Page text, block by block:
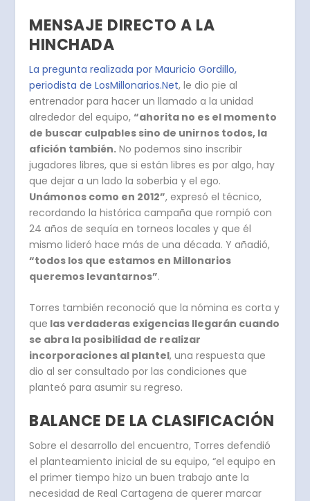
MENSAJE DIRECTO A LA
HINCHADA
La pregunta realizada por Mauricio Gordillo,
periodista de LosMillonarios.Net, le dio pie al
entrenador para hacer un llamado a la unidad
alrededor del equipo,“ahorita no es el momento
de buscar culpables sino de unirnos todos, la
afición también. No podemos sino inscribir
jugadores libres, que si están libres es por algo, hay
que dejar a un lado la soberbia y el ego.
Unámonos como en 2012”, expresó el técnico,
recordando la histórica campaña que rompió con
24 años de sequía en torneos locales y que él
mismo lideró hace más de una década. Y añadió,
“todos los que estamos en Millonarios
queremos levantarnos”.
Torres también reconoció que la nómina es corta y
que las verdaderas exigencias llegarán cuando
se abra la posibilidad de realizar
incorporaciones al plantel, una respuesta que
dio al ser consultado por las condiciones que
planteó para asumir su regreso.
BALANCE DE LA CLASIFICACIÓN
Sobre el desarrollo del encuentro, Torres defendió
el planteamiento inicial de su equipo, “el equipo en
el primer tiempo hizo un buen trabajo ante la
necesidad de Real Cartagena de querer marcar